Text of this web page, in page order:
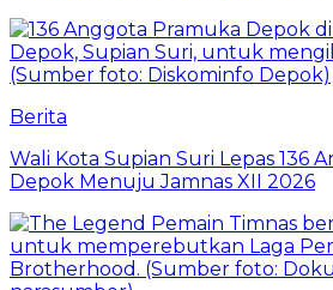
Berita
Wali Kota Supian Suri Lepas 136
Depok Menuju Jamnas XII 2026